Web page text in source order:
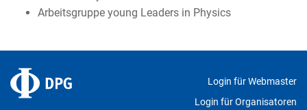
Arbeitsgruppe young Leaders in Physics
Login für Webmaster
Login für Organisatoren